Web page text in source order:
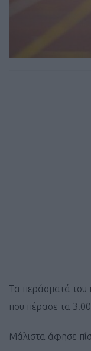
Τα περάσματά του
που πέρασε τα
Μάλιστα άφησε